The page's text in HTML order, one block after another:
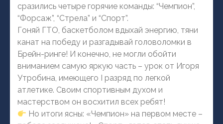
сразились четыре горячие команды: “Чемпион”,
“Форсаж”, “Стрела” и “Спорт”.
Гоняй ГТО, баскетболом вдыхай энергию, тяни
канат на победу и разгадывай головоломки в
Брейн-ринге! И конечно, не могли обойти
вниманием самую яркую часть – урок от Игоря
Утробина, имеющего I разряд по легкой
атлетике. Своим спортивным духом и
мастерством он восхитил всех ребят!
Но итоги ясны: «Чемпион» на первом месте –